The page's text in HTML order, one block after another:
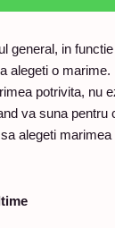
general, in
alegeti o
potrivita, nu
va suna pentru
alegeti marimea